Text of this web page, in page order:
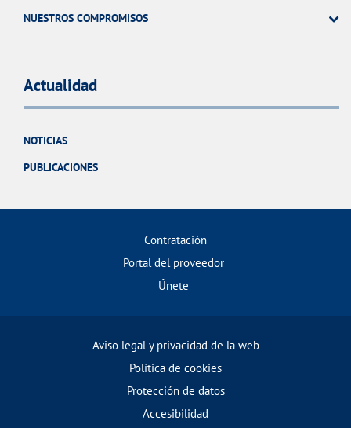
NUESTROS COMPROMISOS
Actualidad
NOTICIAS
PUBLICACIONES
Contratación
Portal del proveedor
Únete
Aviso legal y privacidad de la web
Política de cookies
Protección de datos
Accesibilidad